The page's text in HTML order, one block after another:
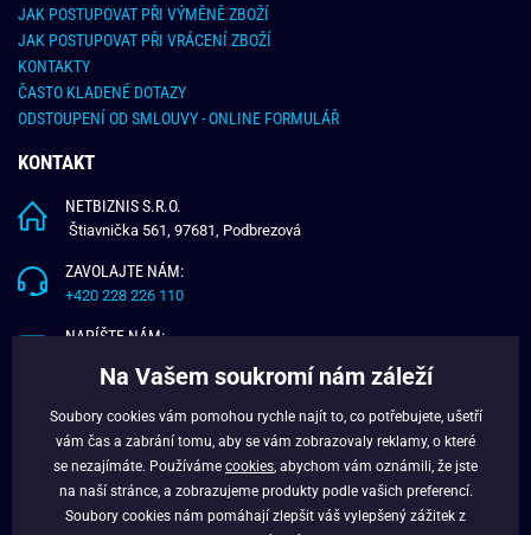
JAK POSTUPOVAT PŘI VÝMĚNĚ ZBOŽÍ
JAK POSTUPOVAT PŘI VRÁCENÍ ZBOŽÍ
KONTAKTY
ČASTO KLADENÉ DOTAZY
ODSTOUPENÍ OD SMLOUVY - ONLINE FORMULÁŘ
KONTAKT
NETBIZNIS S.R.O.
Štiavnička 561, 97681, Podbrezová
ZAVOLAJTE NÁM:
+420 228 226 110
NAPÍŠTE NÁM:
O NÁS
VĚRNOSTNÍ PROGRAM
Na Vašem soukromí nám záleží
Soubory cookies vám pomohou rychle najít to, co potřebujete, ušetří
vám čas a zabrání tomu, aby se vám zobrazovaly reklamy, o které
se nezajímáte. Používáme cookies , abychom vám oznámili, že jste
na naší stránce, a zobrazujeme produkty podle vašich preferencí.
Soubory cookies nám pomáhají zlepšit váš vylepšený zážitek z